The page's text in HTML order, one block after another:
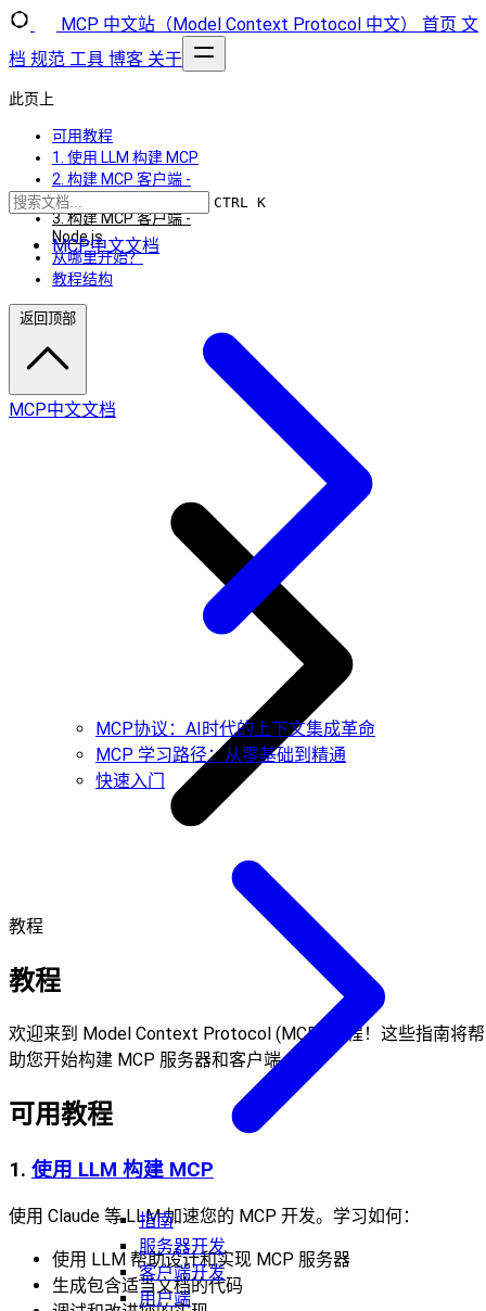
MCP 中文站（Model Context Protocol 中文） 首页 文
档 规范 工具 博客 关于
CTRL K
MCP中文文档
MCP协议：AI时代的上下文集成革命
MCP 学习路径：从零基础到精通
快速入门
指南
服务器开发
客户端开发
用户端
此页上
可用教程
1. 使用 LLM 构建 MCP
2. 构建 MCP 客户端 -
Python
3. 构建 MCP 客户端 -
Node.js
从哪里开始？
教程结构
返回顶部
MCP中文文档
教程
教程
欢迎来到 Model Context Protocol (MCP) 教程！这些指南将帮
助您开始构建 MCP 服务器和客户端。
可用教程
1. 使用 LLM 构建 MCP
使用 Claude 等 LLM 加速您的 MCP 开发。学习如何：
使用 LLM 帮助设计和实现 MCP 服务器
生成包含适当文档的代码